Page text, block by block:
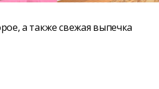
а также свежая выпечка